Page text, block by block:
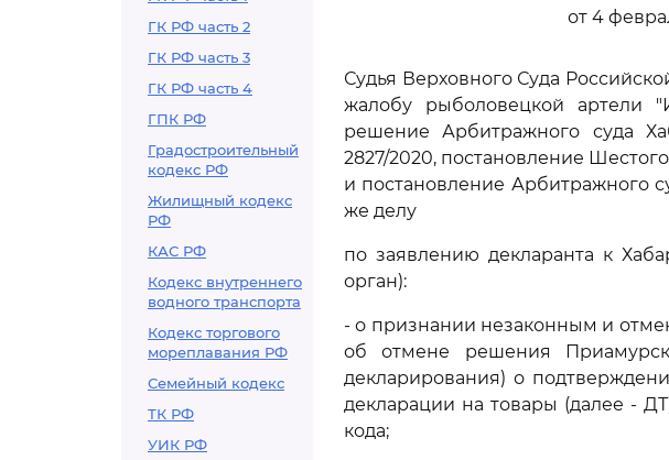
ГК РФ часть 2
ГК РФ часть 3
ГК РФ часть 4
ГПК РФ
Градостроительный
кодекс РФ
Жилищный кодекс
РФ
КАС РФ
Кодекс внутреннего
водного транспорта
Кодекс торгового
мореплавания РФ
Семейный кодекс
ТК РФ
УИК РФ
от 4
Судья Верховного Суда
жалобу рыболовецкой артели
решение Арбитражного суда
2827/2020, постановление
и постановление Арбитражного
же делу
по заявлению декларанта к
орган):
- о признании незаконным и
об отмене решения
декларирования) о
декларации на товары (далее -
кода;